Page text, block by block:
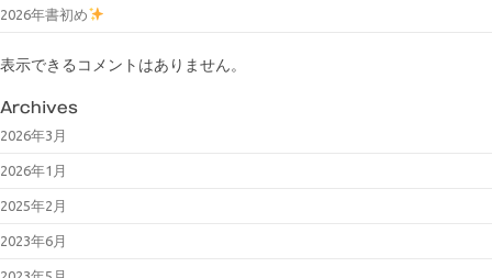
2026年書初め
表示できるコメントはありません。
Archives
2026年3月
2026年1月
2025年2月
2023年6月